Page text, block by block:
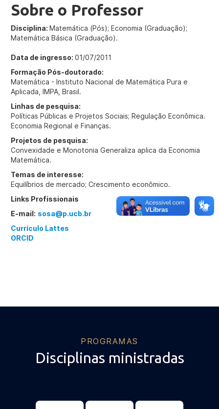
Sobre o Professor
Disciplina:Matemática (Pós); Economia (Graduação);
Matemática Básica (Graduação).
Data de ingresso:01/07/2011
Formação Pós-doutorado:
Matemática - Instituto Nacional de Matemática Pura e
Aplicada, IMPA, Brasil.
Linhas de pesquisa:
Políticas Públicas e Projetos Sociais; Regulação Econômica.
Economia Regional e Finanças.
Projetos de pesquisa:
Convexidade e Monotonia Generaliza aplica da Economia
Matemática.
Temas de interesse:
Equilíbrios de mercado; Crescimento econômico.
Links Profissionais
E-mail: sosa@p.ucb.br
Currículo Lattes
ORCID
PROGRAMAS
Disciplinas ministradas